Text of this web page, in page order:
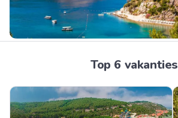
Top 6 vakanties